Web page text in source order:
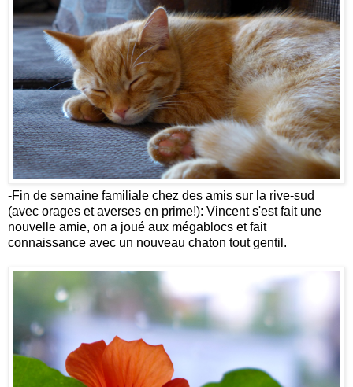
-Fin de semaine familiale chez des amis sur la rive-sud
(avec orages et averses en prime!): Vincent s'est fait une
nouvelle amie, on a joué aux mégablocs et fait
connaissance avec un nouveau chaton tout gentil.